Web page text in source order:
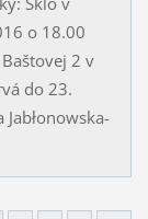
o 18.00
2 v
do 23.